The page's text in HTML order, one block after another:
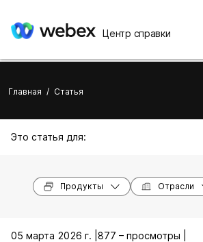
Центр справки
Главная / Статья
Это статья для:
Продукты Отрасли
05 марта 2026 г. | 877 – просмотры |